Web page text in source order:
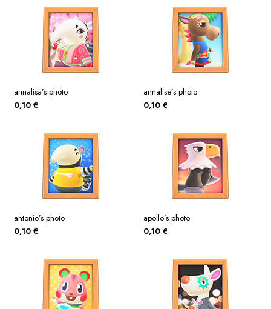
annalisa’s photo
0,10 €
annalise’s photo
0,10 €
antonio’s photo
0,10 €
apollo’s photo
0,10 €